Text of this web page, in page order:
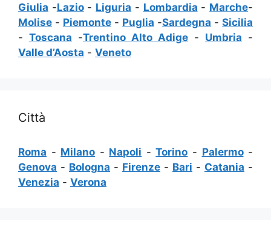
Giulia -Lazio- Liguria - Lombardia - Marche-
Molise - Piemonte - Puglia -Sardegna - Sicilia
- Toscana -Trentino Alto Adige - Umbria -
Valle d’Aosta - Veneto
Città
Roma - Milano - Napoli -Torino - Palermo-
Genova - Bologna - Firenze - Bari - Catania -
Venezia - Verona